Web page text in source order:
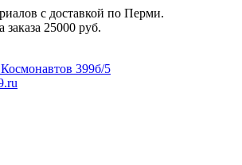
с доставкой по Перми.
25000 руб.
399б/5